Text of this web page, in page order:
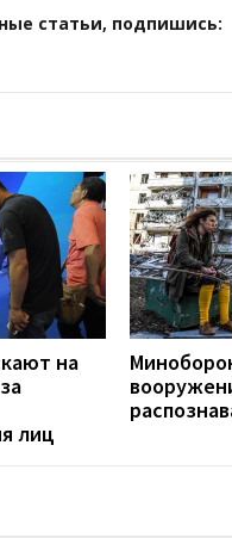
статьи, подпишись:
на
лиц